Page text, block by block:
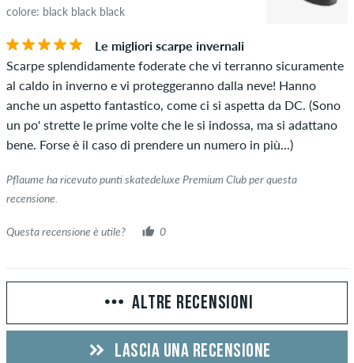
colore: black black black
Le migliori scarpe invernali
Scarpe splendidamente foderate che vi terranno sicuramente
al caldo in inverno e vi proteggeranno dalla neve! Hanno
anche un aspetto fantastico, come ci si aspetta da DC. (Sono
un po' strette le prime volte che le si indossa, ma si adattano
bene. Forse è il caso di prendere un numero in più...)
Pflaume ha ricevuto punti skatedeluxe Premium Club per questa
recensione.
Questa recensione è utile? 0
ALTRE RECENSIONI
LASCIA UNA RECENSIONE